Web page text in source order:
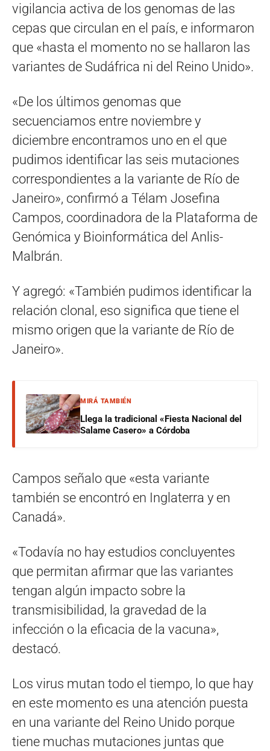
vigilancia activa de los genomas de las
cepas que circulan en el país, e informaron
que «hasta el momento no se hallaron las
variantes de Sudáfrica ni del Reino Unido».
«De los últimos genomas que
secuenciamos entre noviembre y
diciembre encontramos uno en el que
pudimos identificar las seis mutaciones
correspondientes a la variante de Río de
Janeiro», confirmó a Télam Josefina
Campos, coordinadora de la Plataforma de
Genómica y Bioinformática del Anlis-
Malbrán.
Y agregó: «También pudimos identificar la
relación clonal, eso significa que tiene el
mismo origen que la variante de Río de
Janeiro».
MIRÁ TAMBIÉN
Llega la tradicional «Fiesta Nacional del
Salame Casero» a Córdoba
Campos señalo que «esta variante
también se encontró en Inglaterra y en
Canadá».
«Todavía no hay estudios concluyentes
que permitan afirmar que las variantes
tengan algún impacto sobre la
transmisibilidad, la gravedad de la
infección o la eficacia de la vacuna»,
destacó.
Los virus mutan todo el tiempo, lo que hay
en este momento es una atención puesta
en una variante del Reino Unido porque
tiene muchas mutaciones juntas que